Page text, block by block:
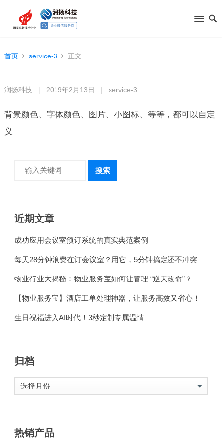
首页 service-3 正文
润扬科技 2019年2月13日 service-3
背景颜色、字体颜色、图片、小图标、等等，都可以自定
义
搜索
近期文章
成功应用会议室预订系统的真实典范案例
每天28分钟浪费在订会议室？用它，5分钟搞定还不冲突
物业行业大揭秘：物业服务宝如何让管理 “逆天改命”？
【物业服务宝】酒店工单处理神器，让服务高效又省心！
生日祝福进入AI时代！3秒定制专属温情
归档
归
档
热销产品